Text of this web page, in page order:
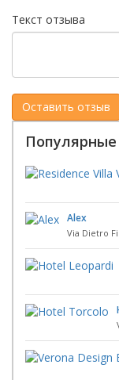
Текст отзыва
Alex
Via Dietro